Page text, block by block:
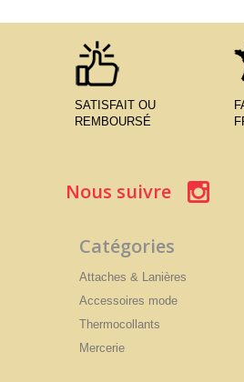
SATISFAIT OU
REMBOURSÉ
Nous suivre
Catégories
Attaches & Lanières
Accessoires mode
Thermocollants
Mercerie